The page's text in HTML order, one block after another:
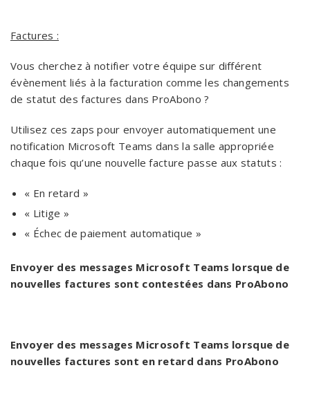
Factures :
Vous cherchez à notifier votre équipe sur différent
évènement liés à la facturation comme les changements
de statut des factures dans ProAbono ?
Utilisez ces zaps pour envoyer automatiquement une
notification Microsoft Teams dans la salle appropriée
chaque fois qu’une nouvelle facture passe aux statuts :
« En retard »
« Litige »
« Échec de paiement automatique »
Envoyer des messages Microsoft Teams lorsque de
nouvelles factures sont contestées dans ProAbono
Envoyer des messages Microsoft Teams lorsque de
nouvelles factures sont en retard dans ProAbono